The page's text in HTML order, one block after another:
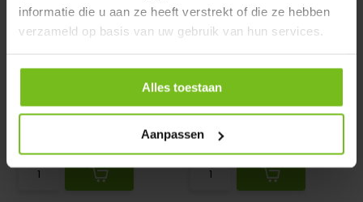
informatie die u aan ze heeft verstrekt of die ze hebben
verzameld op basis van uw gebruik van hun services.
Alles toestaan
Aanpassen
Korfbalpaal 3,5m insteek
inclusief naste...
inclusief nastelbare to...
Op voorraad
Deliverytime
Voetplaat zaal/kunstgras
Voetplaat zaal/kunstgras
Op voorraad
€ 219,-